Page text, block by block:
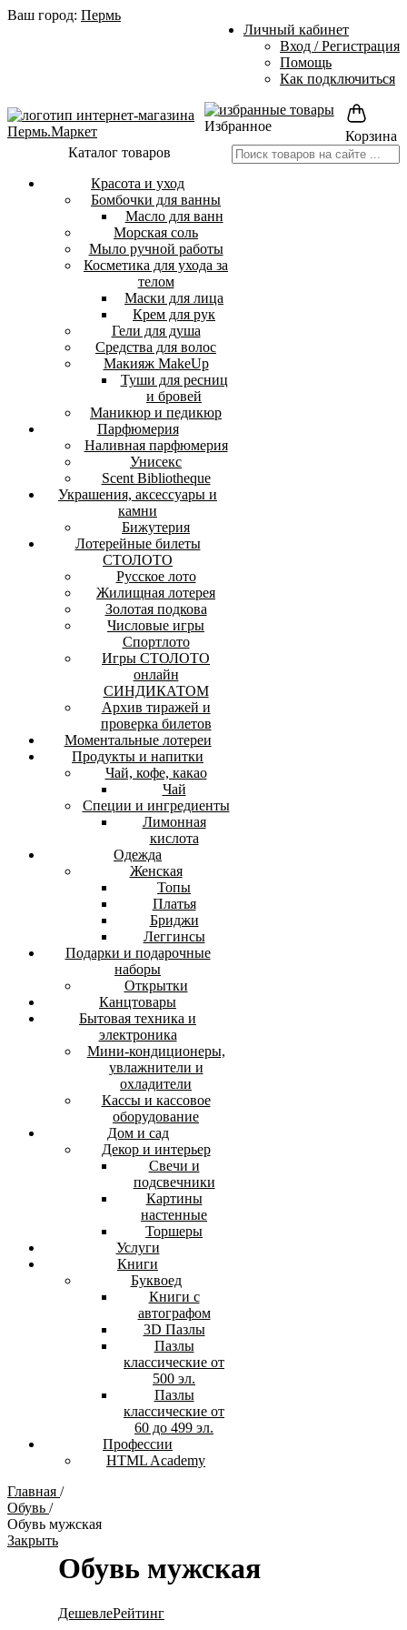
Ваш город: Пермь
Личный кабинет
Вход / Регистрация
Помощь
Как подключиться
Избранное
Корзина
Каталог товаров
Красота и уход
Бомбочки для ванны
Масло для ванн
Морская соль
Мыло ручной работы
Косметика для ухода за
телом
Маски для лица
Крем для рук
Гели для душа
Средства для волос
Макияж MakeUp
Туши для ресниц
и бровей
Маникюр и педикюр
Парфюмерия
Наливная парфюмерия
Унисекс
Scent Bibliotheque
Украшения, аксессуары и
камни
Бижутерия
Лотерейные билеты
СТОЛОТО
Русское лото
Жилищная лотерея
Золотая подкова
Числовые игры
Спортлото
Игры СТОЛОТО
онлайн
СИНДИКАТОМ
Архив тиражей и
проверка билетов
Моментальные лотереи
Продукты и напитки
Чай, кофе, какао
Чай
Специи и ингредиенты
Лимонная
кислота
Одежда
Женская
Топы
Платья
Бриджи
Леггинсы
Подарки и подарочные
наборы
Открытки
Канцтовары
Бытовая техника и
электроника
Мини-кондиционеры,
увлажнители и
охладители
Кассы и кассовое
оборудование
Дом и сад
Декор и интерьер
Свечи и
подсвечники
Картины
настенные
Торшеры
Услуги
Книги
Буквоед
Книги с
автографом
3D Пазлы
Пазлы
классические от
500 эл.
Пазлы
классические от
60 до 499 эл.
Профессии
HTML Academy
Главная /
Обувь /
Обувь мужская
Закрыть
Обувь мужская
ДешевлеРейтинг